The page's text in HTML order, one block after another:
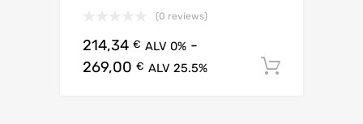
(0 reviews)
214,34 € ALV 0% -
269,00 € ALV 25.5%